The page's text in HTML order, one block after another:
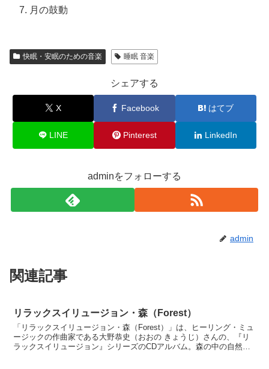
7. 月の鼓動
快眠・安眠のための音楽 睡眠 音楽
シェアする
X Facebook はてブ
LINE Pinterest LinkedIn
adminをフォローする
admin
関連記事
リラックスイリュージョン・森（Forest）
「リラックスイリュージョン・森（Forest）」は、ヒーリング・ミュ
ージックの作曲家である大野恭史（おおの きょうじ）さんの、『リ
ラックスイリュージョン』シリーズのCDアルバム。森の中の自然音